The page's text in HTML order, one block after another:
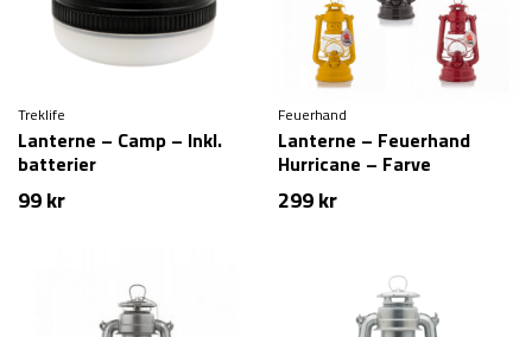
Treklife
Lanterne – Camp – Inkl.
batterier
99kr
Feuerhand
Lanterne – Feuerhand
Hurricane – Farve
299kr